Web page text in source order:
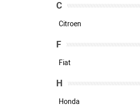
C
Citroen
F
Fiat
H
Honda